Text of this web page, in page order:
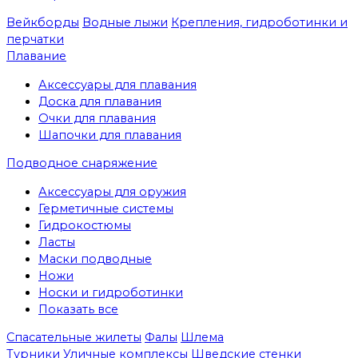
Вейкборды Водные лыжи Крепления, гидроботинки и
перчатки
Плавание
Аксессуары для плавания
Доска для плавания
Очки для плавания
Шапочки для плавания
Подводное снаряжение
Аксессуары для оружия
Герметичные системы
Гидрокостюмы
Ласты
Маски подводные
Ножи
Носки и гидроботинки
Показать все
Спасательные жилеты Фалы Шлема
Турники Уличные комплексы Шведские стенки